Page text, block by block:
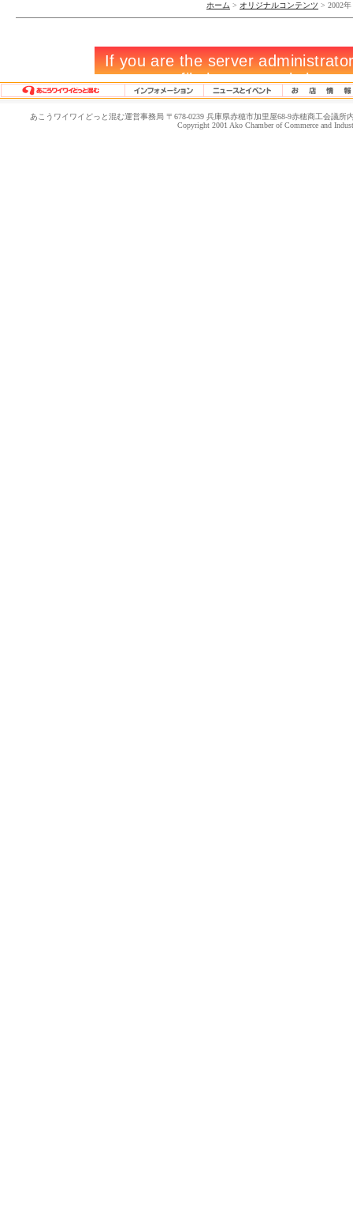
ホーム > オリジナルコンテンツ > 2002
あこうワイワイどっと混む運営事務局 〒678-0239 兵庫県赤穂市加里屋68-9赤穂商工会議所
Copyright 2001 Ako Chamber of Commerce and